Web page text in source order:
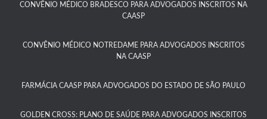
CONVÊNIO MÉDICO BRADESCO PARA ADVOGADOS INSCRITOS NA
CAASP​
CONVÊNIO MÉDICO NOTREDAME PARA ADVOGADOS INSCRITOS
NA CAASP​
FARMÁCIA CAASP PARA ADVOGADOS DO ESTADO DE SÃO PAULO​
GOLDEN CROSS: PLANO DE SAÚDE PARA ADVOGADOS INSCRITOS